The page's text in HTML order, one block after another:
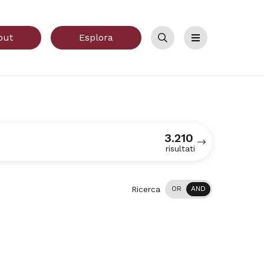
Esplora
Cerca Menu
3.210
risultati
Ricerca OR AND